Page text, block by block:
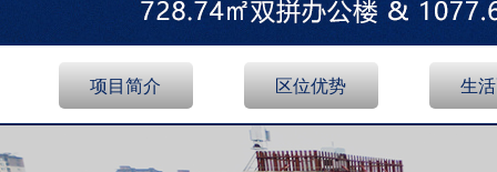
项目简介 区位优势 生